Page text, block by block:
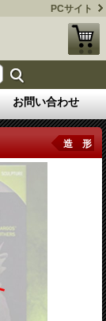
PCサイト
お問い合わせ
造 形